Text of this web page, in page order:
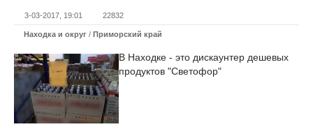
3-03-2017, 19:01 22832
Находка и округ / Приморский край
В Находке - это дискаунтер дешевых
продуктов "Светофор"